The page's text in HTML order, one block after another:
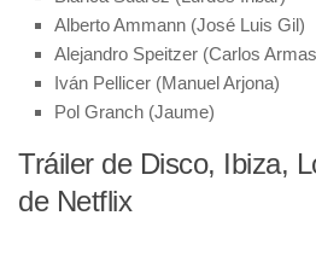
Alberto Ammann (José Luis Gil)
Alejandro Speitzer (Carlos
Iván Pellicer (Manuel Arjona)
Pol Granch (Jaume)
Tráiler de Disco, Ibiza,
de Netflix